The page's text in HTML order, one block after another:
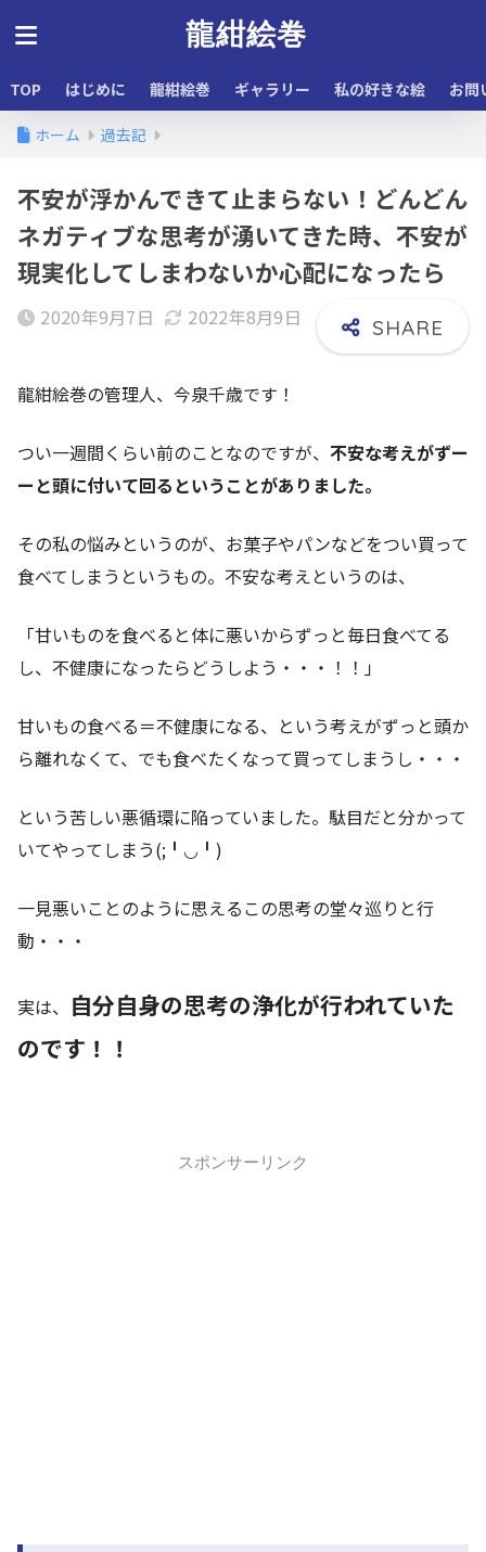
龍紺絵巻
TOP はじめに 龍紺絵巻 ギャラリー 私の好きな絵 お問
ホーム 過去記
不安が浮かんできて止まらない！どんどん
ネガティブな思考が湧いてきた時、不安が
現実化してしまわないか心配になったら
2020年9月7日 2022年8月9日
龍紺絵巻の管理人、今泉千歳です！
つい一週間くらい前のことなのですが、 不安な考えがずー
ーと頭に付いて回るということがありました。
その私の悩みというのが、お菓子やパンなどをつい買って
食べてしまうというもの。不安な考えというのは、
「甘いものを食べると体に悪いからずっと毎日食べてる
し、不健康になったらどうしよう・・・！！」
甘いもの食べる＝不健康になる、という考えがずっと頭か
ら離れなくて、でも食べたくなって買ってしまうし・・・
という苦しい悪循環に陥っていました。駄目だと分かって
いてやってしまう(;╹◡╹)
一見悪いことのように思えるこの思考の堂々巡りと行
動・・・
実は、 自分自身の思考の浄化が行われていた
のです！！
スポンサーリンク